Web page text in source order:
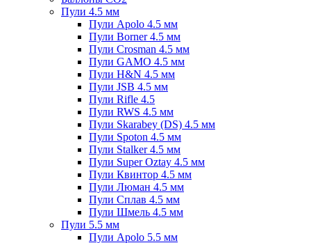
Пули 4.5 мм
Пули Apolo 4.5 мм
Пули Borner 4.5 мм
Пули Crosman 4.5 мм
Пули GAMO 4.5 мм
Пули H&N 4.5 мм
Пули JSB 4.5 мм
Пули Rifle 4.5
Пули RWS 4.5 мм
Пули Skarabey (DS) 4.5 мм
Пули Spoton 4.5 мм
Пули Stalker 4.5 мм
Пули Super Oztay 4.5 мм
Пули Квинтор 4.5 мм
Пули Люман 4.5 мм
Пули Сплав 4.5 мм
Пули Шмель 4.5 мм
Пули 5.5 мм
Пули Apolo 5.5 мм